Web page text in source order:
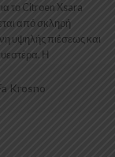
το Citroen Xsara
από σκληρή
υψηλής πιέσεως και
Η
είναι ένα
Krosno